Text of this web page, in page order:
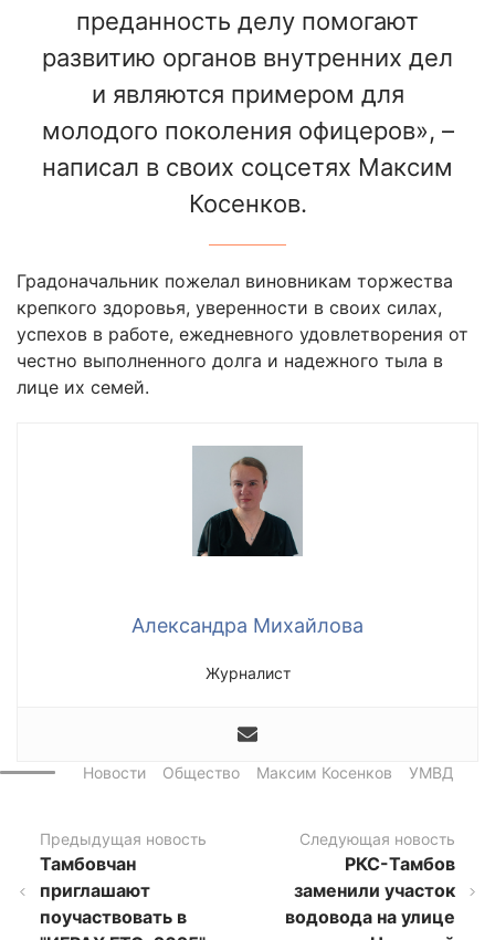
преданность делу помогают
развитию органов внутренних дел
и являются примером для
молодого поколения офицеров», –
написал в своих соцсетях Максим
Косенков.
Градоначальник пожелал виновникам торжества
крепкого здоровья, уверенности в своих силах,
успехов в работе, ежедневного удовлетворения от
честно выполненного долга и надежного тыла в
лице их семей.
Александра Михайлова
Журналист
Новости Общество Максим Косенков УМВД
Предыдущая новость
Тамбовчан
приглашают
поучаствовать в
Следующая новость
РКС-Тамбов
заменили участок
водовода на улице